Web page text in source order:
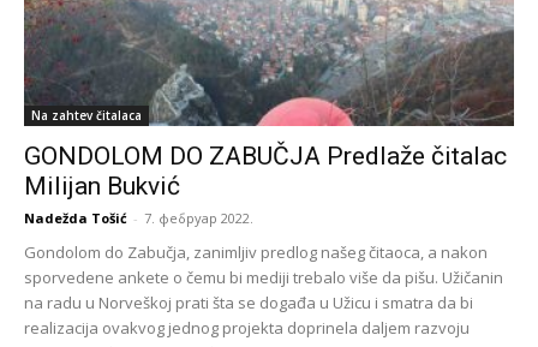
Na zahtev čitalaca
GONDOLOM DO ZABUČJA Predlaže čitalac
Milijan Bukvić
Nadežda Tošić - 7. фебруар 2022.
Gondolom do Zabučja, zanimljiv predlog našeg čitaoca, a nakon
sporvedene ankete o čemu bi mediji trebalo više da pišu. Užičanin
na radu u Norveškoj prati šta se događa u Užicu i smatra da bi
realizacija ovakvog jednog projekta doprinela daljem razvoju